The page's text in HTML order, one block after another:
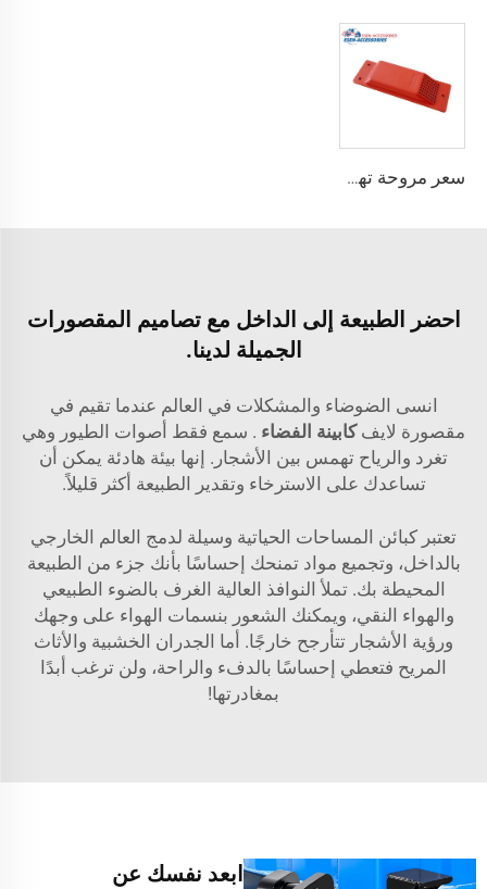
سعر مروحة تهوية الحاويات مروحة عادم حاويات الشحن
احضر الطبيعة إلى الداخل مع تصاميم المقصورات
الجميلة لدينا.
انسى الضوضاء والمشكلات في العالم عندما تقيم في
مقصورة لايفكابينة الفضاء . سمع فقط أصوات الطيور وهي
تغرد والرياح تهمس بين الأشجار. إنها بيئة هادئة يمكن أن
تساعدك على الاسترخاء وتقدير الطبيعة أكثر قليلاً.
تعتبر كبائن المساحات الحياتية وسيلة لدمج العالم الخارجي
بالداخل، وتجميع مواد تمنحك إحساسًا بأنك جزء من الطبيعة
المحيطة بك. تملأ النوافذ العالية الغرف بالضوء الطبيعي
والهواء النقي، ويمكنك الشعور بنسمات الهواء على وجهك
ورؤية الأشجار تتأرجح خارجًا. أما الجدران الخشبية والأثاث
المريح فتعطي إحساسًا بالدفء والراحة، ولن ترغب أبدًا
بمغادرتها!
ابعد نفسك عن